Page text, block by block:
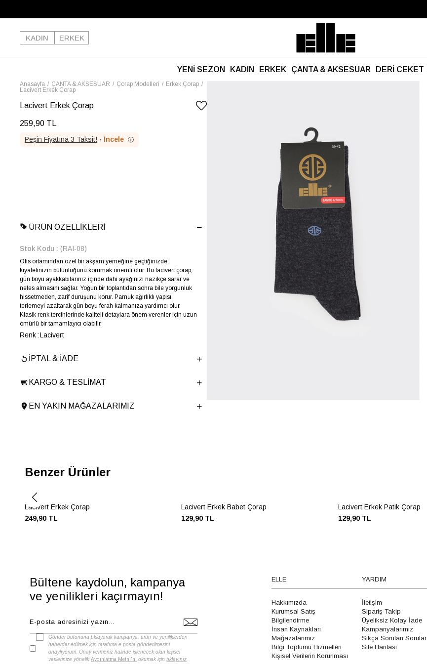
Kargo Ücretsiz!
KADIN
ERKEK
YENİ SEZON KADIN ERKEK ÇANTA & AKSESUAR DERİ CEKET
Anasayfa ÇANTA & AKSESUAR Çorap Modelleri
Erkek Çorap
Lacivert Erkek Çorap
Lacivert Erkek Çorap
259,90 TL
Peşin Fiyatına 3 Taksit! · İncele ⓘ
ÜRÜN ÖZELLIKLERI
Stok Kodu (RAI-08)
Ofis ortamından özel bir akşam yemeğine geçtiğinizde,
kıyafetinizin bütünlüğünü korumak önemli olur. Bu lacivert çorap,
gün boyu ayakkabılarınız içinde dahi ayağınızı nazikçe sarar ve
nefes almasını sağlar. Yoğun bir toplantıdan sonra bile yorgunluk
hissetmeden, zarif duruşunu korur. Pamuk ağırlıklı yapısı,
terlemeyi azaltarak gün boyu ferah kalmanıza yardımcı olur.
Klasik renk tercihlerinde kaliteli detaylara önem verenler için uzun
ömürlü bir tamamlayıcı olabilir.
Renk Lacivert
Marka
ELLE
Menşei
TURKIYE
İPTAL & İADE
KARGO & TESLIMAT
EN YAKIN MAĞAZALARIMIZ
Benzer Ürünler
Lacivert Erkek Çorap
249,90 TL
Lacivert Erkek Babet Çorap
129,90 TL
Lacivert Erkek Patik Çorap
129,90 TL
Bültene kaydolun, kampanya
ve yenilikleri kaçırmayın!
Gönder butonuna tıklayarak kampanya, ürün ve yeniliklerden
haberdar edilmek için tarafıma e-posta gönderilmesini
onaylıyorum. Onay vermeniz halinde işlenecek olan kişisel
verilerinize yönelik Aydınlatma Metni'ni okumak için tıklayınız
ELLE
Hakkımızda
Kurumsal Satış
Bilgilendirme
İnsan Kaynakları
Mağazalarımız
Bilgi Toplumu Hizmetleri
Kişisel Verilerin Korunması
YARDIM
İletişim
Sipariş Takip
Üyeliksiz Kolay İade
Kampanyalarımız
Sıkça Sorulan Sorular
Site Haritası